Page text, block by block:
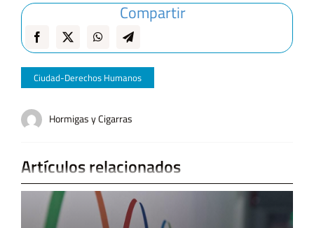
Compartir
Ciudad-Derechos Humanos
Hormigas y Cigarras
Artículos relacionados